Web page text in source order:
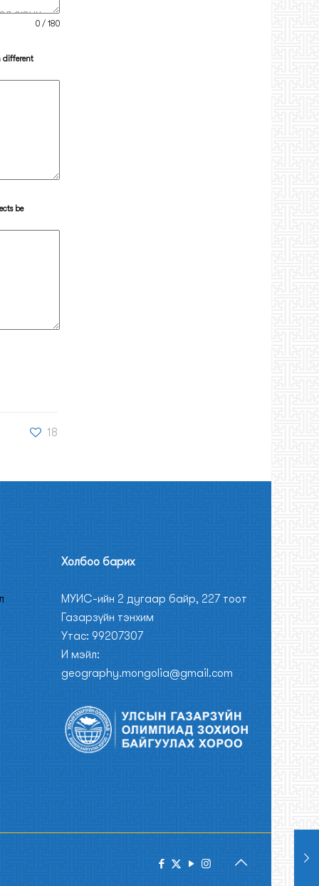
0 / 180
different
be
18
Холбоо барих
МУИС-ийн 2 дугаар байр, 227 тоот
Газарзүйн тэнхим
Утас: 99207307
И мэйл:
geography.mongolia@gmail.com